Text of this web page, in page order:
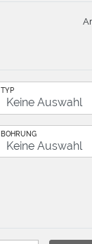
TYP
BOHRUNG